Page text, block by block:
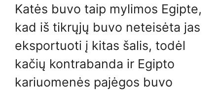
Katės buvo taip mylimos Egipte,
kad iš tikrųjų buvo neteisėta jas
eksportuoti į kitas šalis, todėl
kačių kontrabanda ir Egipto
kariuomenės pajėgos buvo